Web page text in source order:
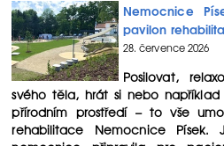
Nemocnice
pavilon
28. července 2026
Posilovat,
svého těla, hrát si nebo
přírodním prostředí – to vše
rehabilitace Nemocnice